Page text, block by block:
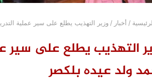
/ أخبار / وزير التهذيب يطلع على سير عملية
التهذيب يطلع على
ولد عيده بلكصر